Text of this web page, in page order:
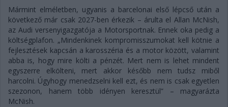
Mármint elméletben, ugyanis a barcelonai első lépcső után a
következő már csak 2027-ben érkezik – árulta el Allan McNish,
az Audi versenyigazgatója a Motorsportnak. Ennek oka pedig a
költségplafon. „Mindenkinek kompromisszumokat kell kötnie a
fejlesztések kapcsán a karosszéria és a motor között, valamint
abba is, hogy mire költi a pénzét. Mert nem is lehet mindent
egyszerre elkölteni, mert akkor később nem tudsz miből
harcolni. Úgyhogy menedzselni kell ezt, és nem is csak egyetlen
szezonon, hanem több idényen keresztül” – magyarázta
McNish.